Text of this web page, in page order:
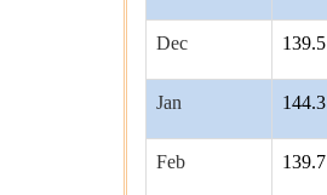
Dec 139.5
Jan 144.3
Feb 139.7